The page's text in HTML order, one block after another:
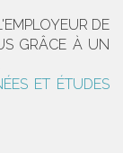
DE
GRÂCE À UN
ET ÉTUDES